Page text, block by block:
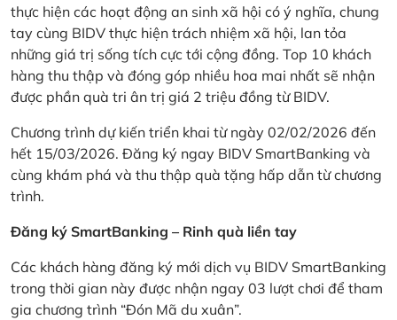
thực hiện các hoạt động an sinh xã hội có ý nghĩa, chung
tay cùng BIDV thực hiện trách nhiệm xã hội, lan tỏa
những giá trị sống tích cực tới cộng đồng. Top 10 khách
hàng thu thập và đóng góp nhiều hoa mai nhất sẽ nhận
được phần quà tri ân trị giá 2 triệu đồng từ BIDV.
Chương trình dự kiến triển khai từ ngày 02/02/2026 đến
hết 15/03/2026. Đăng ký ngay BIDV SmartBanking và
cùng khám phá và thu thập quà tặng hấp dẫn từ chương
trình.
Đăng ký SmartBanking – Rinh quà liền tay
Các khách hàng đăng ký mới dịch vụ BIDV SmartBanking
trong thời gian này được nhận ngay 03 lượt chơi để tham
gia chương trình “Đón Mã du xuân”.